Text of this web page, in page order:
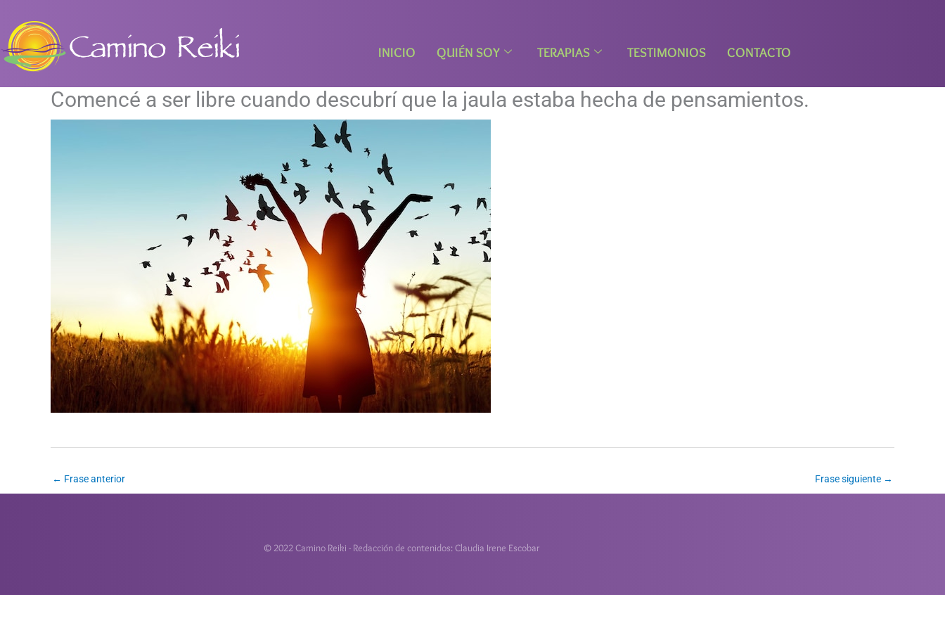
contenido
INICIO QUIÉN SOY TERAPIAS TESTIMONIOS CONTACTO
Comencé a ser libre cuando descubrí que la jaula estaba hecha de pensamientos.
← Frase anterior Frase siguiente →
© 2022 Camino Reiki - Redacción de contenidos: Claudia Irene Escobar